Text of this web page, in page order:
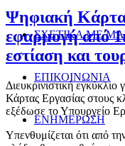
ΣΧΕΤΙΚΑ ΜΕ
ΕΠΙΚΟΙΝΩΝΙΑ
ΕΝΗΜΕΡΩΣΗ
Ψηφιακή
εφαρμογή από
εστίαση και
Διευκρινιστική
Κάρτας Εργασίας στους
εξέδωσε το Υπουργείο
Υπενθυμίζεται ότι από